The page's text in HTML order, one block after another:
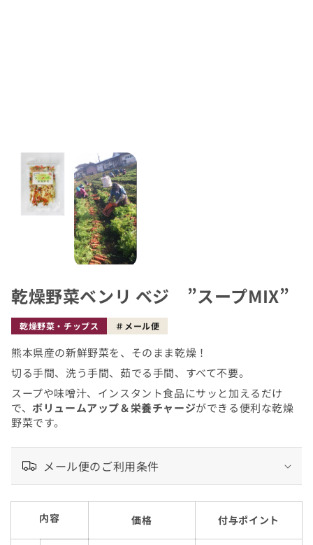
乾燥野菜ベンリ ベジ ”スープMIX”
乾燥野菜・チップス メール便
熊本県産の新鮮野菜を、そのまま乾燥！
切る手間、洗う手間、茹でる手間、すべて不要。
スープや味噌汁、インスタント食品にサッと加えるだけ
で、ボリュームアップ＆栄養チャージができる便利な乾燥
野菜です。
メール便のご利用条件
内容 価格 付与ポイント